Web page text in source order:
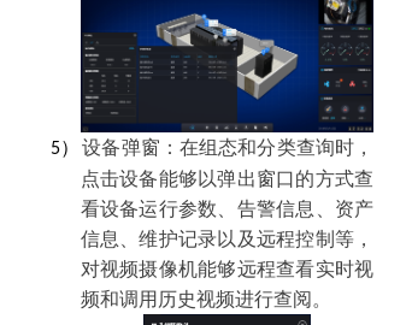
5）
设备弹窗：在组态和分类查询时，
点击设备能够以弹出窗口的方式查
看设备运行参数、告警信息、资产
信息、维护记录以及远程控制等，
对视频摄像机能够远程查看实时视
频和调用历史视频进行查阅。